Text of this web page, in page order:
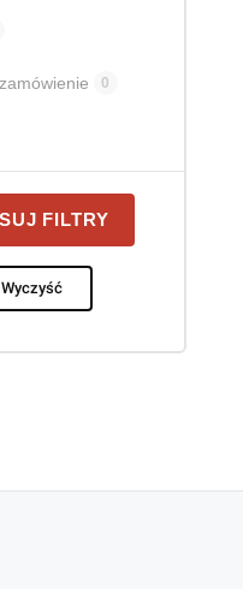
Wyczyść
0
FILTRY